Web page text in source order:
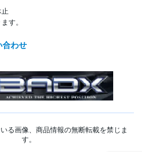
す。
合わせ
る画像、商品情報の無断転載を禁じま
す。